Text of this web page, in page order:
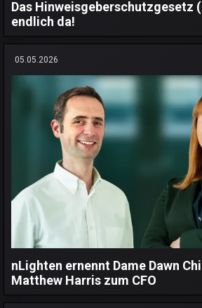
Das Hinweisgeberschutzgesetz
endlich da!
05.05.2026
nLighten ernennt Dame Dawn
Matthew Harris zum CFO